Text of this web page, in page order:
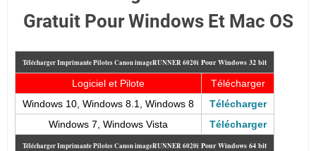
Gratuit Pour Windows Et Mac OS
Télécharger Imprimante Pilotes Canon imageRUNNER 6020i PourWindows 32 bit
Logiciel et Pilote
Télécharger
Windows 10, Windows 8.1, Windows 8
Télécharger
Windows 7, Windows Vista
Télécharger
Télécharger Imprimante Pilotes Canon imageRUNNER 6020i PourWindows 64 bit